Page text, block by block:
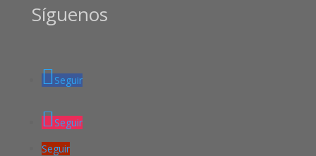
Síguenos
Seguir
Seguir
Seguir